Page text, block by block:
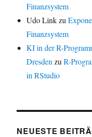
Finanzsystem
Udo Linkzu
Finanzsystem
KI in der R-
Dresden zuR-
in RStudio
NEUESTE